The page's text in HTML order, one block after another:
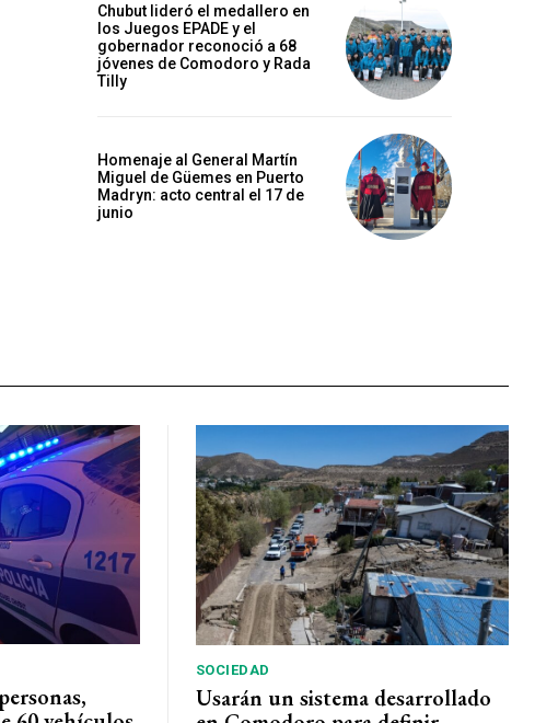
Chubut lideró el medallero en
los Juegos EPADE y el
gobernador reconoció a 68
jóvenes de Comodoro y Rada
Tilly
Homenaje al General Martín
Miguel de Güemes en Puerto
Madryn: acto central el 17 de
junio
SOCIEDAD
Usarán un sistema desarrollado